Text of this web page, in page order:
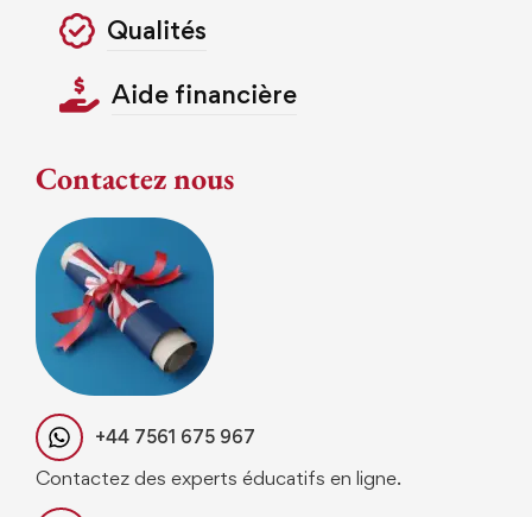
Qualités
Aide financière
Contactez nous
+44 7561 675 967
Contactez des experts éducatifs en ligne.